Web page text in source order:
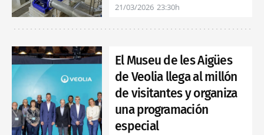
21/03/2026 23:30h
El Museu de les Aigües
de Veolia llega al millón
de visitantes y organiza
una programación
especial